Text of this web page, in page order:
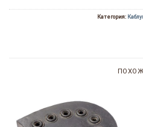
Категория: